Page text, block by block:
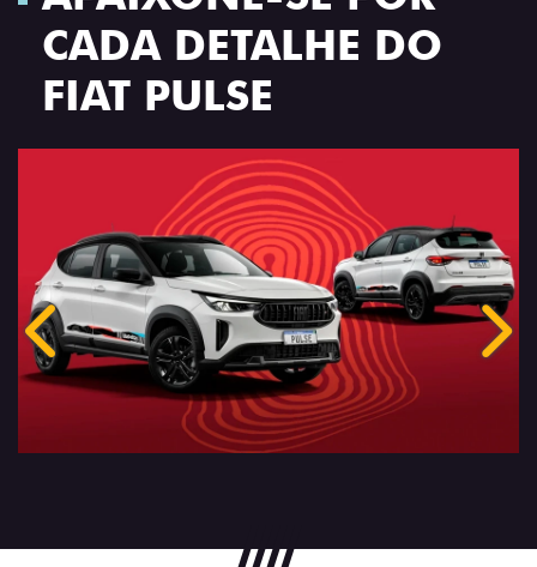
CADA DETALHE DO
FIAT PULSE
Anterior